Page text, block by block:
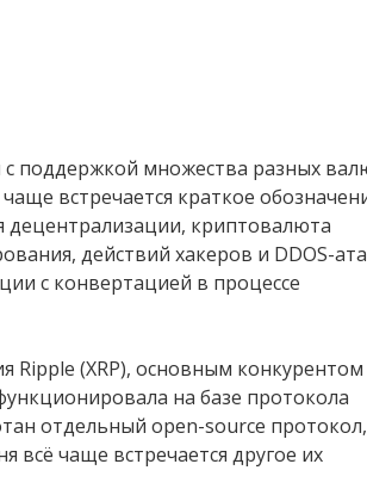
поддержкой множества разных
встречается краткое
децентрализации, криптовалюта
действий хакеров и DDOS-
с конвертацией в процессе
Ripple (XRP), основным конкурентом
на базе протокола
отдельный open-source
всё чаще встречается другое их